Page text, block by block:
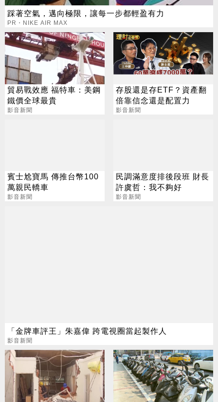
踩著空氣，邁向極限，讓每一步都輕盈有力
PR・NIKE AIR MAX
貿易戰效應 福特車：美鋼
鐵價全球最貴
影音新聞
存股還是存ETF？資產翻
倍靠信念還是配置力
影音新聞
賓士尬寶馬 傳推台幣100
萬親民轎車
影音新聞
民調滿意度排後段班 財長
許虞哲：我不夠好
影音新聞
「金牌車評王」朱嘉偉 跨電視圈當起製作人
影音新聞